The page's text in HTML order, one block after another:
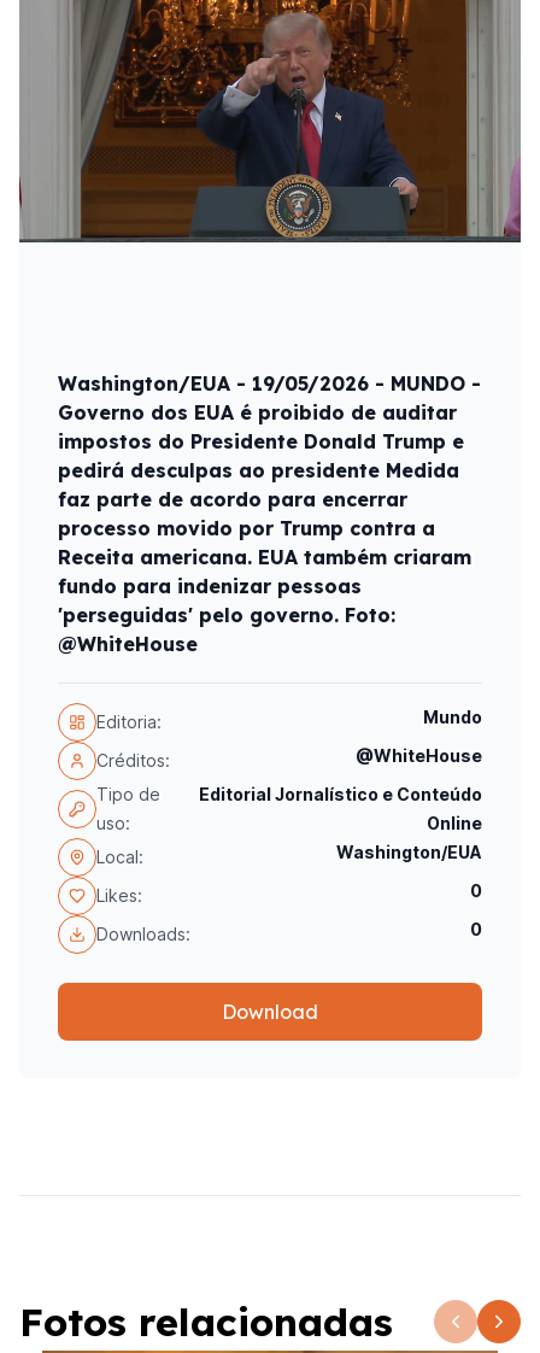
Washington/EUA - 19/05/2026 - MUNDO -
Governo dos EUA é proibido de auditar
impostos do Presidente Donald Trump e
pedirá desculpas ao presidente Medida
faz parte de acordo para encerrar
processo movido por Trump contra a
Receita americana. EUA também criaram
fundo para indenizar pessoas
'perseguidas' pelo governo. Foto:
@WhiteHouse
Editoria: Mundo
Créditos:
@WhiteHouse
Tipo de
uso:
Editorial Jornalístico e Conteúdo
Online
Local:
Washington/EUA
Likes: 0
Downloads: 0
Download
Fotos relacionadas